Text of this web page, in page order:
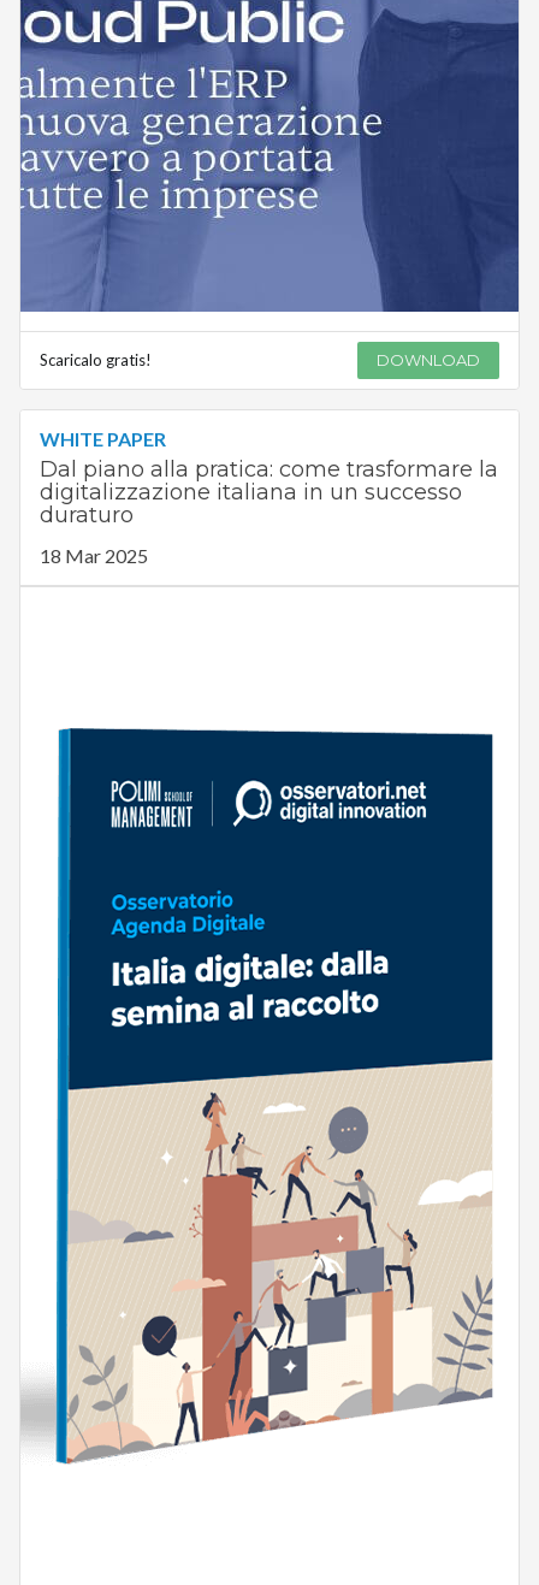
Scaricalo gratis! DOWNLOAD
WHITE PAPER
Dal piano alla pratica: come trasformare la
digitalizzazione italiana in un successo
duraturo
18 Mar 2025